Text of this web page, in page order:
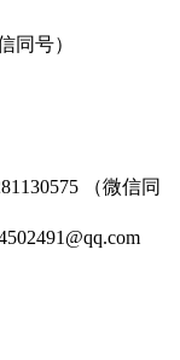
同号）
8160
（微信同